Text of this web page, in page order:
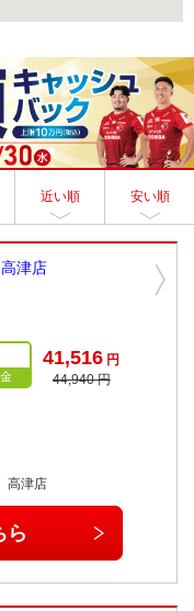
近い順 安い順
津店
41,516 円
44,940 円
高津店
ら